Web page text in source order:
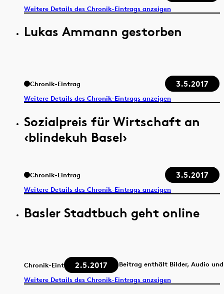
Weitere Details des Chronik-Eintrags anzeigen
Lukas Ammann gestorben
Chronik-Eintrag 3.5.2017
Weitere Details des Chronik-Eintrags anzeigen
Sozialpreis für Wirtschaft an
‹blindekuh Basel›
Chronik-Eintrag 3.5.2017
Weitere Details des Chronik-Eintrags anzeigen
Basler Stadtbuch geht online
Chronik-Eintrag 2.5.2017
Beitrag enthält Bilder, Audio
Weitere Details des Chronik-Eintrags anzeigen